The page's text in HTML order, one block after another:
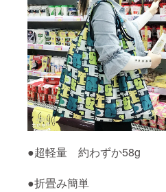
●超軽量 約わずか58g
●折畳み簡単